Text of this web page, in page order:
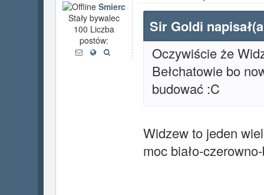
Smierc
Stały bywalec
100 Liczba
postów:
Sir Goldi
Oczywiście że
Bełchatowie bo
budować :C
Widzew to jeden
moc biało-